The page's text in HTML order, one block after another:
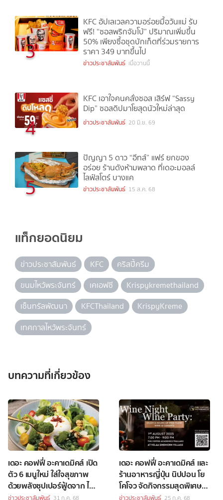
3
KFC อัปเลเวลความอร่อยมื้อวันแม่ รับ
ฟรี! “ซอสพริกจัมโบ้” ปริมาณเพิ่มขึ้น
50% เพียงซื้อชุดบักเก็ตที่ร่วมรายการ
ราคา 349 บาทขึ้นไป
ข่าวประชาสัมพันธ์ เมื่อวานนี้
4
KFC เอาใจคนคลั่งซอส เสิร์ฟ “Sassy
Dip” ซอสดิปมาโยสุดนัวใหม่ล่าสุด
ข่าวประชาสัมพันธ์ 20 มิ.ย. 69
5
ปัญญา 5 ดาว “อีทส์” แฟร์ ยกของ
อร่อย ร้านดังห้ามพลาด ที่เดอะมอลล์
ไลฟ์สโตร์ บางแค
ข่าวประชาสัมพันธ์ 15 ส.ค. 68
แท็กยอดนิยม
ข่าวประชาสัมพันธ์ KFC
คริสปี้ครีม
ขนมไหว้พระจันทร์
เคเอฟซี
Krispykremethailand
เซ็นทรัลพัฒนา
KFCThailand
KrispyKreme
เทศกาลไหว้พระจันทร์
บทความที่เกี่ยวข้อง
เดอะ คอฟฟี่ อะคาเดมิคส์ เปิด
ตัว 6 เมนูใหม่ ใส่ใจสุขภาพ
ด้วยพลังซุปเปอร์ฟู้ดจาก ไข่
ผำ
ข่าวประชาสัมพันธ์ 31 ก.ค. 68
เดอะ คอฟฟี่ อะคาเดมิคส์ เเละ
ร้านอาหารญี่ปุ่น นิปปอน โย
โคโจว จัดกิจกรรมสุดพิเศษ
ตอบโจทย์คนรักเครื่องดื่ม
ข่าวประชาสัมพันธ์ 25 ก.ค. 68